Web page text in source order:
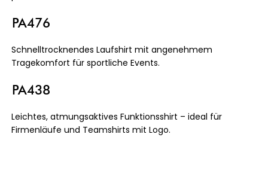
PA476
Schnelltrocknendes Laufshirt mit angenehmem
Tragekomfort für sportliche Events.
PA438
Leichtes, atmungsaktives Funktionsshirt – ideal für
Firmenläufe und Teamshirts mit Logo.